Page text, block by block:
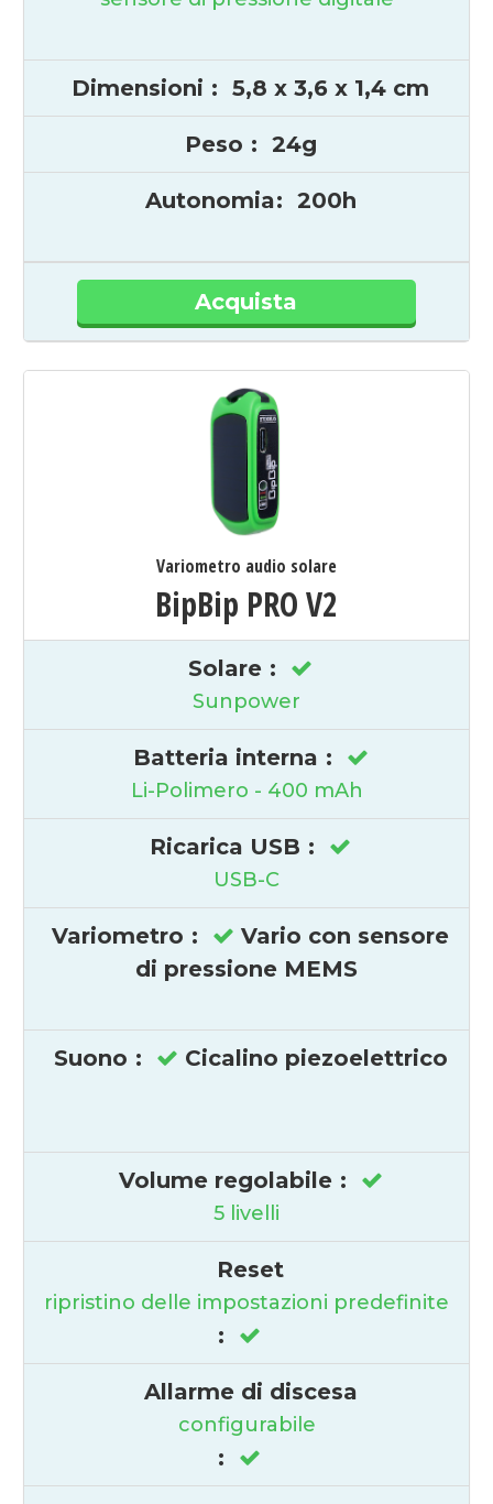
Dimensioni : 5,8 x 3,6 x 1,4 cm
Peso : 24g
Autonomia: 200h
Acquista
Variometro audio solare
BipBip PRO V2
Solare :
Sunpower
Batteria interna :
Li-Polimero - 400 mAh
Ricarica USB :
USB-C
Variometro :
Vario con sensore
di pressione MEMS
Suono : Cicalino piezoelettrico
Volume regolabile :
5 livelli
Reset
ripristino delle impostazioni predefinite
:
Allarme di discesa
configurabile
: